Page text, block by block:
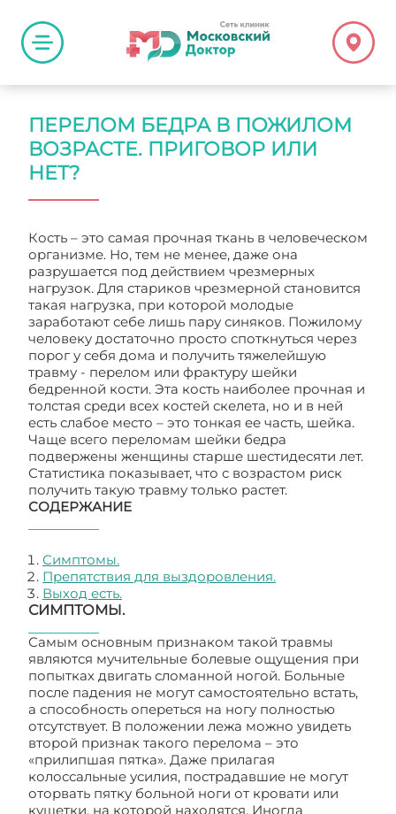
ПЕРЕЛОМ БЕДРА В ПОЖИЛОМ
ВОЗРАСТЕ. ПРИГОВОР ИЛИ
НЕТ?
Кость – это самая прочная ткань в человеческом
организме. Но, тем не менее, даже она
разрушается под действием чрезмерных
нагрузок. Для стариков чрезмерной становится
такая нагрузка, при которой молодые
заработают себе лишь пару синяков. Пожилому
человеку достаточно просто споткнуться через
порог у себя дома и получить тяжелейшую
травму - перелом или фрактуру шейки
бедренной кости. Эта кость наиболее прочная и
толстая среди всех костей скелета, но и в ней
есть слабое место – это тонкая ее часть, шейка.
Чаще всего переломам шейки бедра
подвержены женщины старше шестидесяти лет.
Статистика показывает, что с возрастом риск
получить такую травму только растет.
СОДЕРЖАНИЕ
Симптомы.
Препятствия для выздоровления.
Выход есть.
СИМПТОМЫ.
Самым основным признаком такой травмы
являются мучительные болевые ощущения при
попытках двигать сломанной ногой. Больные
после падения не могут самостоятельно встать,
а способность опереться на ногу полностью
отсутствует. В положении лежа можно увидеть
второй признак такого перелома – это
«прилипшая пятка». Даже прилагая
колоссальные усилия, пострадавшие не могут
оторвать пятку больной ноги от кровати или
кушетки, на которой находятся. Иногда